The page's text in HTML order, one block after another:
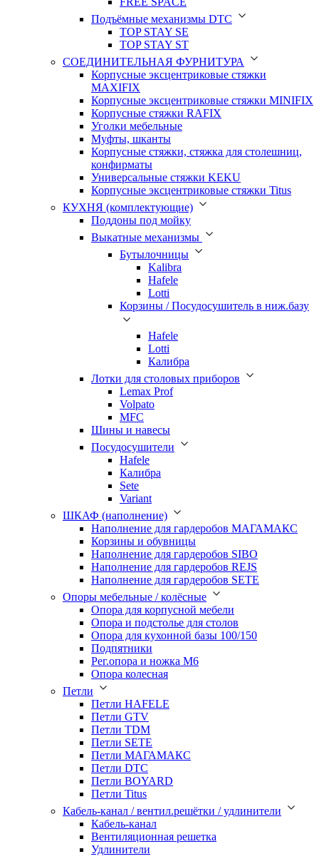
Подъёмные механизмы DTC
TOP STAY SE
TOP STAY ST
СОЕДИНИТЕЛЬНАЯ ФУРНИТУРА
Корпусные эксцентриковые стяжки
MAXIFIX
Корпусные эксцентриковые стяжки MINIFIX
Корпусные стяжки RAFIX
Уголки мебельные
Муфты, шканты
Корпусные стяжки, стяжка для столешниц,
конфирматы
Универсальные стяжки KEKU
Корпусные эксцентриковые стяжки Titus
КУХНЯ (комплектующие)
Поддоны под мойку
Выкатные механизмы
Бутылочницы
Kalibra
Hafele
Lotti
Корзины / Посудосушитель в ниж.базу
Hafele
Lotti
Калибра
Лотки для столовых приборов
Lemax Prof
Volpato
MFC
Шины и навесы
Посудосушители
Hafele
Калибра
Sete
Variant
ШКАФ (наполнение)
Наполнение для гардеробов МАГАМАКС
Корзины и обувницы
Наполнение для гардеробов SIBO
Наполнение для гардеробов REJS
Наполнение для гардеробов SETE
Опоры мебельные / колёсные
Опора для корпусной мебели
Опора и подстолье для столов
Опора для кухонной базы 100/150
Подпятники
Рег.опора и ножка М6
Опора колесная
Петли
Петли HAFELE
Петли GTV
Петли TDM
Петли SETE
Петли МАГАМАКС
Петли DTC
Петли BOYARD
Петли Titus
Кабель-канал / вентил.решётки / удлинители
Кабель-канал
Вентиляционная решетка
Удлинители